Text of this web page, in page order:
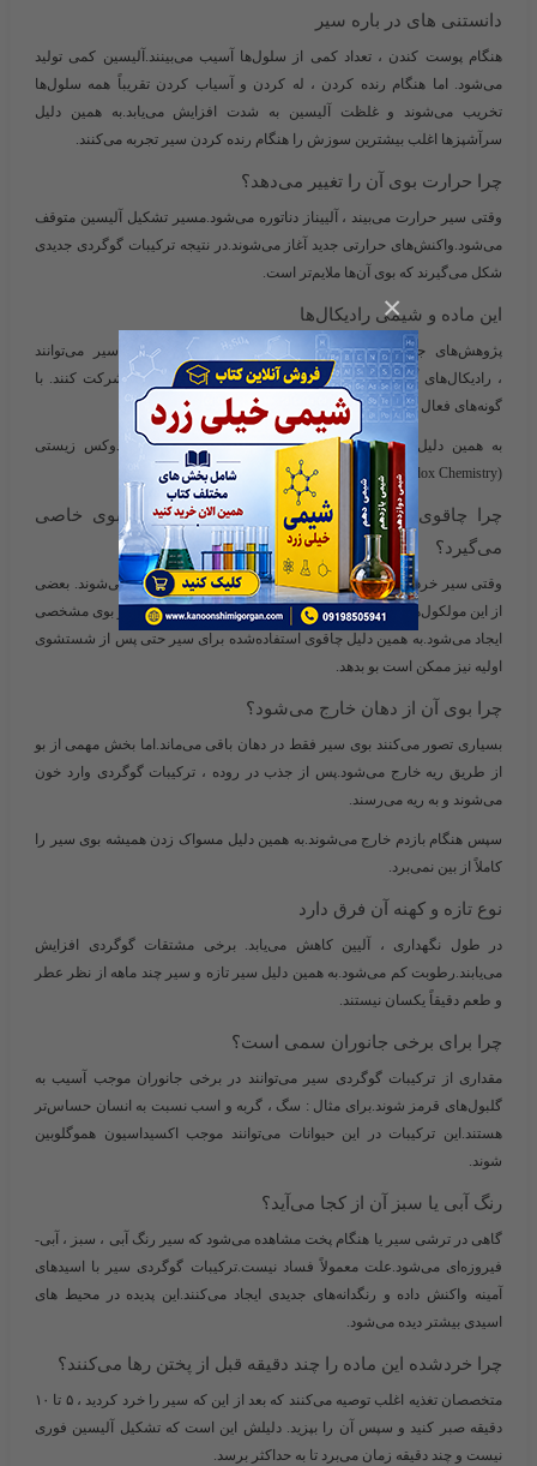
×
دانستنی های در باره سیر
هنگام پوست کندن ، تعداد کمی از سلول‌ها آسیب می‌بینند.آلیسین کمی تولید
می‌شود. اما هنگام رنده کردن ، له کردن و آسیاب کردن تقریباً همه سلول‌ها
تخریب می‌شوند و غلظت آلیسین به شدت افزایش می‌یابد.به همین دلیل
سرآشپزها اغلب بیشترین سوزش را هنگام رنده کردن سیر تجربه می‌کنند.
چرا حرارت بوی آن را تغییر می‌دهد؟
وقتی سیر حرارت می‌بیند ، آلییناز دناتوره می‌شود.مسیر تشکیل آلیسین متوقف
می‌شود.واکنش‌های حرارتی جدید آغاز می‌شوند.در نتیجه ترکیبات گوگردی جدیدی
شکل می‌گیرند که بوی آن‌ها ملایم‌تر است.
این ماده و شیمی رادیکال‌ها
پژوهش‌های جدید نشان داده‌اند که برخی مشتقات گوگردی سیر می‌توانند
، رادیکال‌های آزاد را خنثی کنند.در واکنش‌های اکسایش-کاهش شرکت کنند. با
گونه‌های فعال اکسیژن (ROS) برهم‌کنش داشته باشند.
به همین دلیل شیمی سیر امروزه بخشی از حوزهشیمی ردوکس زیستی
(Biological Redox Chemistry)
محسوب می‌شود.
چرا چاقوی فولادی پس از خرد کردن این ماده بوی خاصی
می‌گیرد؟
وقتی سیر خرد می‌شود ، ترکیبات گوگردی روی سطح فلز جذب می‌شوند. بعضی
از این مولکول‌ها با لایه نازک اکسید روی فولاد برهم‌کنش می‌کنند و بوی مشخصی
ایجاد می‌شود.به همین دلیل چاقوی استفاده‌شده برای سیر حتی پس از شستشوی
اولیه نیز ممکن است بو بدهد.
چرا بوی آن از دهان خارج می‌شود؟
بسیاری تصور می‌کنند بوی سیر فقط در دهان باقی می‌ماند.اما بخش مهمی از بو
از طریق ریه خارج می‌شود.پس از جذب در روده ، ترکیبات گوگردی وارد خون
می‌شوند و به ریه می‌رسند.
سپس هنگام بازدم خارج می‌شوند.به همین دلیل مسواک زدن همیشه بوی سیر را
کاملاً از بین نمی‌برد.
نوع تازه و کهنه آن فرق دارد
در طول نگهداری ، آلیین کاهش می‌یابد. برخی مشتقات گوگردی افزایش
می‌یابند.رطوبت کم می‌شود.به همین دلیل سیر تازه و سیر چند ماهه از نظر عطر
و طعم دقیقاً یکسان نیستند.
چرا برای برخی جانوران سمی است؟
مقداری از ترکیبات گوگردی سیر می‌توانند در برخی جانوران موجب آسیب به
گلبول‌های قرمز شوند.برای مثال : سگ ، گربه و اسب نسبت به انسان حساس‌تر
هستند.این ترکیبات در این حیوانات می‌توانند موجب اکسیداسیون هموگلوبین
شوند.
رنگ آبی یا سبز آن از کجا می‌آید؟
گاهی در ترشی سیر یا هنگام پخت مشاهده می‌شود که سیر رنگ آبی ، سبز ، آبی-
فیروزه‌ای می‌شود.علت معمولاً فساد نیست.ترکیبات گوگردی سیر با اسیدهای
آمینه واکنش داده و رنگدانه‌های جدیدی ایجاد می‌کنند.این پدیده در محیط‌ های
اسیدی بیشتر دیده می‌شود.
چرا خردشده این ماده را چند دقیقه قبل از پختن رها می‌کنند؟
متخصصان تغذیه اغلب توصیه می‌کنند که بعد از این که سیر را خرد کردید ، ۵ تا ۱۰
دقیقه صبر کنید و سپس آن را بپزید. دلیلش این است که تشکیل آلیسین فوری
نیست و چند دقیقه زمان می‌برد تا به حداکثر برسد.